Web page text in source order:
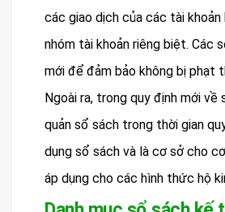
các giao dịch của các tài
nhóm tài khoản riêng biệt. Các
mới để đảm bảo không bị phạt
Ngoài ra, trong quy định mới
quản sổ sách trong thời gian
dụng sổ sách và là cơ sở cho
áp dụng cho các hình thức hộ